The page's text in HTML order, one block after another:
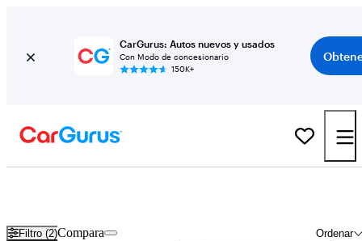
CarGurus: Autos nuevos y usados
Con Modo de concesionario
150K+
Filtro (2) Ordenar
Compara